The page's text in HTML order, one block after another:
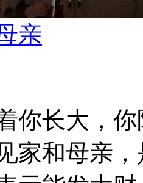
亲
你长大，
家和母亲